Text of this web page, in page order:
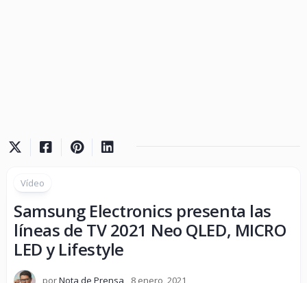
Vídeo
Samsung Electronics presenta las
líneas de TV 2021 Neo QLED, MICRO
LED y Lifestyle
porNota de Prensa 8 enero, 2021